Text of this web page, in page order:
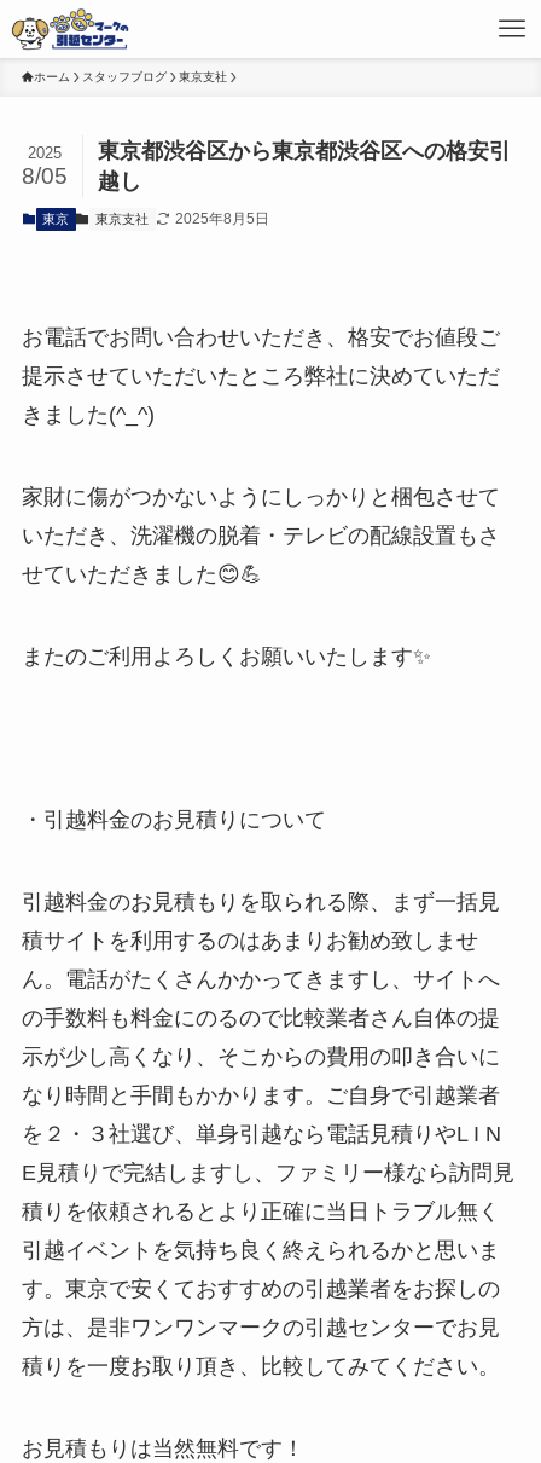
ホーム スタッフブログ 東京支社
東京都渋谷区から東京都渋谷区への格安引
越し
2025
8/05
東京 東京支社 2025年8月5日
お電話でお問い合わせいただき、格安でお値段ご
提示させていただいたところ弊社に決めていただ
きました(^_^)
家財に傷がつかないようにしっかりと梱包させて
いただき、洗濯機の脱着・テレビの配線設置もさ
せていただきました😊💪
またのご利用よろしくお願いいたします✨
・引越料金のお見積りについて
引越料金のお見積もりを取られる際、まず一括見
積サイトを利用するのはあまりお勧め致しませ
ん。電話がたくさんかかってきますし、サイトへ
の手数料も料金にのるので比較業者さん自体の提
示が少し高くなり、そこからの費用の叩き合いに
なり時間と手間もかかります。ご自身で引越業者
を２・３社選び、単身引越なら電話見積りやL I N
E見積りで完結しますし、ファミリー様なら訪問見
積りを依頼されるとより正確に当日トラブル無く
引越イベントを気持ち良く終えられるかと思いま
す。東京で安くておすすめの引越業者をお探しの
方は、是非ワンワンマークの引越センターでお見
積りを一度お取り頂き、比較してみてください。
お見積もりは当然無料です！